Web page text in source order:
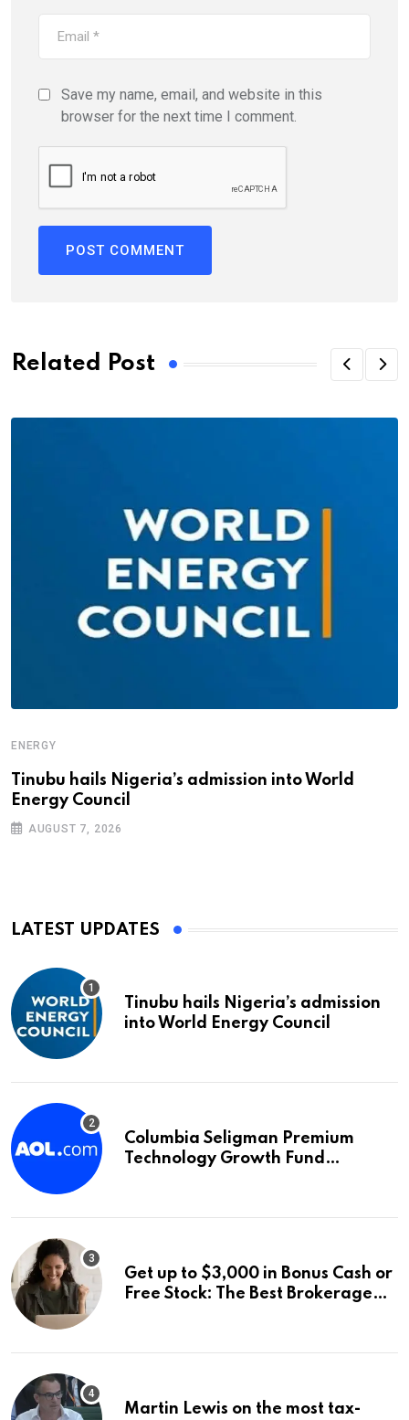
Save my name, email, and website in this
browser for the next time I comment.
Related Post
ENERGY
Tinubu hails Nigeria’s admission into World
Energy Council
AUGUST 7, 2026
LATEST UPDATES
Tinubu hails Nigeria’s admission
into World Energy Council
Columbia Seligman Premium
Technology Growth Fund
for IPO Investors
Get up to $3,000 in Bonus Cash or
Free Stock: The Best Brokerage
Martin Lewis on the most tax-